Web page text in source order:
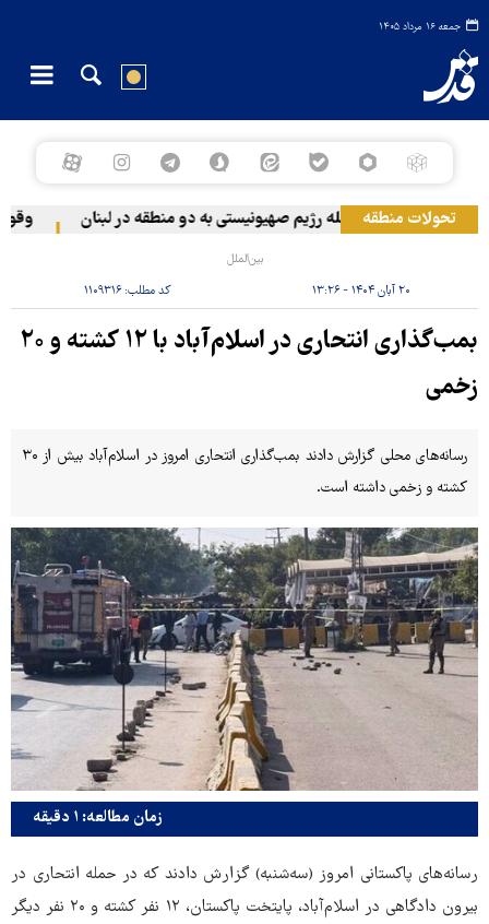
جمعه ۱۶ مرداد ۱۴۰۵
تحولات منطقهحمله رژیم صهیونیستی به دو منطقه در لبنان وقوع
بین‌الملل
۲۰ آبان ۱۴۰۴ - ۱۳:۲۶ کد مطلب: ۱۱۰۹۳۱۶
بمب‌گذاری انتحاری در اسلام‌آباد با ۱۲ کشته و ۲۰
زخمی
رسانه‌های محلی گزارش دادند بمب‌گذاری انتحاری امروز در اسلام‌آباد بیش از ۳۰
کشته و زخمی داشته است.
زمان مطالعه: ۱ دقیقه
رسانه‌های پاکستانی امروز (سه‌شنبه) گزارش دادند که در حمله انتحاری در
بیرون دادگاهی در اسلام‌آباد، پایتخت پاکستان، ۱۲ نفر کشته و ۲۰ نفر دیگر